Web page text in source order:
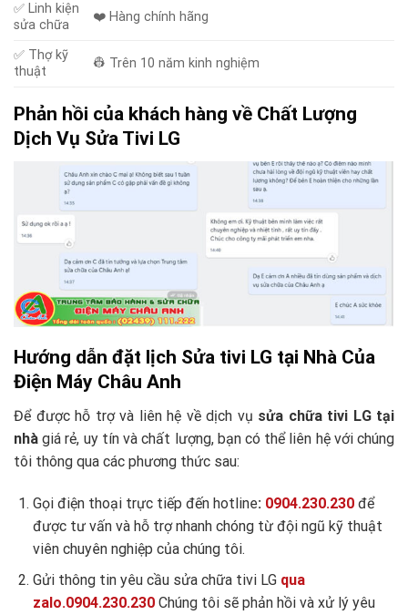
✅ Linh kiện
sửa chữa
❤️ Hàng chính hãng
✅ Thợ kỹ
thuật
👷 Trên 10 năm kinh nghiệm
Phản hồi của khách hàng về Chất Lượng
Dịch Vụ Sửa Tivi LG
Hướng dẫn đặt lịch Sửa tivi LG tại Nhà Của
Điện Máy Châu Anh
Để được hỗ trợ và liên hệ về dịch vụ sửa chữa tivi LG tại
nhà giá rẻ, uy tín và chất lượng, bạn có thể liên hệ với chúng
tôi thông qua các phương thức sau:
Gọi điện thoại trực tiếp đến hotline: 0904.230.230để
được tư vấn và hỗ trợ nhanh chóng từ đội ngũ kỹ thuật
viên chuyên nghiệp của chúng tôi.
Gửi thông tin yêu cầu sửa chữa tivi LG qua
zalo.0904.230.230Chúng tôi sẽ phản hồi và xử lý yêu